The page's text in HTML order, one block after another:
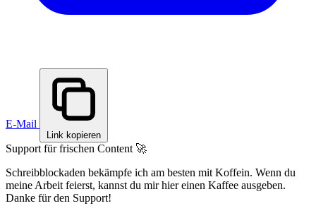
E-Mail
Link kopieren
Support für frischen Content 🚀
Schreibblockaden bekämpfe ich am besten mit Koffein. Wenn du
meine Arbeit feierst, kannst du mir hier einen Kaffee ausgeben.
Danke für den Support!